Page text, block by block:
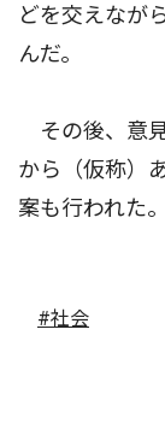
どを交えなが
んだ。
その後、意
から（仮称）
案も行われた。
#社会